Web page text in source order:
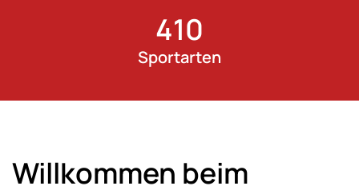
410
Sportarten
Willkommen beim